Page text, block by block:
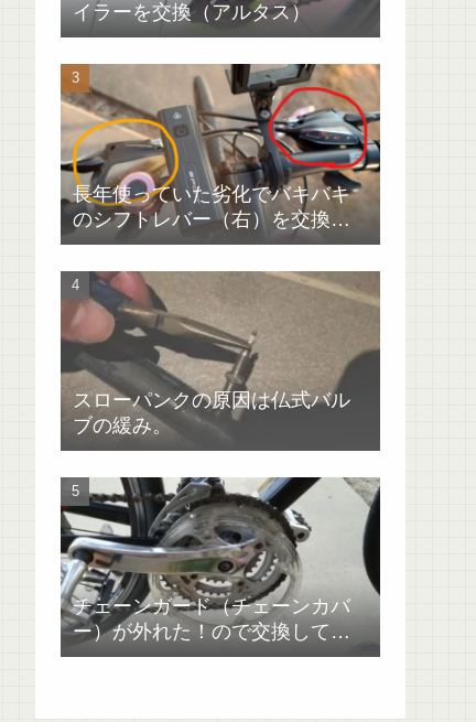
イラーを交換（アルタス）
長年使っていた劣化でバキバキ
のシフトレバー（右）を交換
（GIANTエスケープRX4）
スローパンクの原因は仏式バル
ブの緩み。
チェーンガード（チェーンカバ
ー）が外れた！ので交換してみ
た。ジャイアントESCAPE RX4